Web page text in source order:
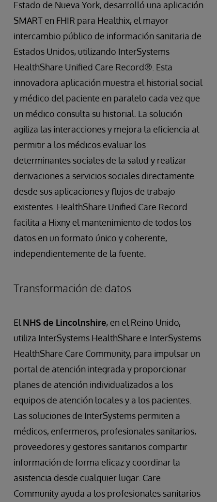
Estado de Nueva York, desarrolló una aplicación
SMART en FHIR para Healthix, el mayor
intercambio público de información sanitaria de
Estados Unidos, utilizando InterSystems
HealthShare Unified Care Record®. Esta
innovadora aplicación muestra el historial social
y médico del paciente en paralelo cada vez que
un médico consulta su historial. La solución
agiliza las interacciones y mejora la eficiencia al
permitir a los médicos evaluar los
determinantes sociales de la salud y realizar
derivaciones a servicios sociales directamente
desde sus aplicaciones y flujos de trabajo
existentes. HealthShare Unified Care Record
facilita a Hixny el mantenimiento de todos los
datos en un formato único y coherente,
independientemente de la fuente.
Transformación de datos
El NHS de Lincolnshire, en el Reino Unido,
utiliza InterSystems HealthShare e InterSystems
HealthShare Care Community, para impulsar un
portal de atención integrada y proporcionar
planes de atención individualizados a los
equipos de atención locales y a los pacientes.
Las soluciones de InterSystems permiten a
médicos, enfermeros, profesionales sanitarios,
proveedores y gestores sanitarios compartir
información de forma eficaz y coordinar la
asistencia desde cualquier lugar. Care
Community ayuda a los profesionales sanitarios